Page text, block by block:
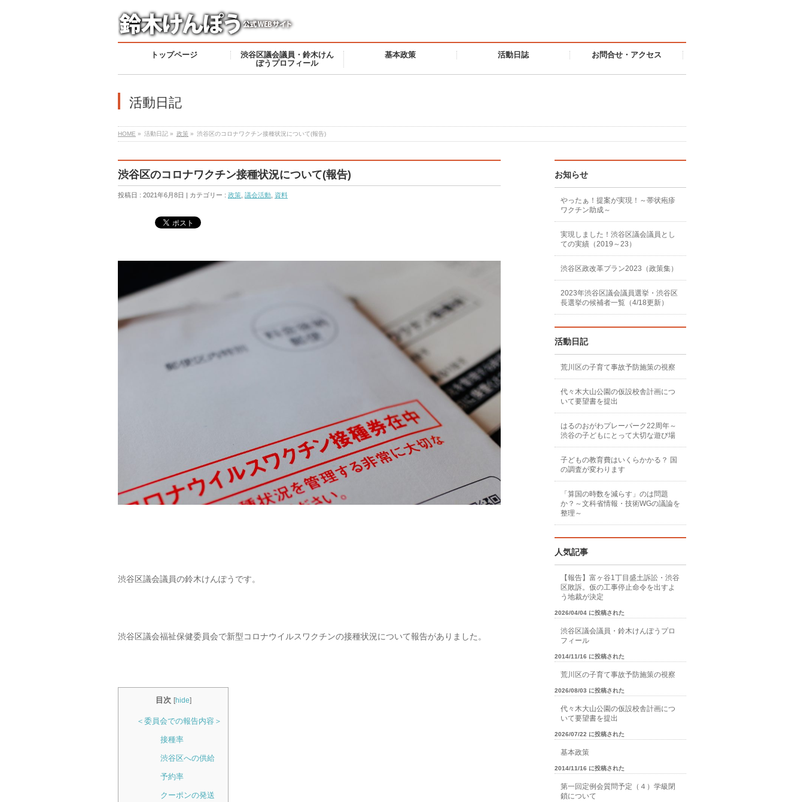
トップページ
渋谷区議会議員・鈴木けん
ぽうプロフィール
基本政策 活動日誌 お問合せ・アクセス
活動日記
HOME » 活動日記 » 政策 » 渋谷区のコロナワクチン接種状況について(報告)
渋谷区のコロナワクチン接種状況について(報告)
投稿日 : 2021年6月8日 | カテゴリー : 政策 議会活動 資料
渋谷区議会議員の鈴木けんぽうです。
渋谷区議会福祉保健委員会で新型コロナウイルスワクチンの接種状況について報告がありました。
目次 [hide]
＜委員会での報告内容＞
接種率
渋谷区への供給
予約率
クーポンの発送
お知らせ
やったぁ！提案が実現！～帯状疱疹
ワクチン助成～
実現しました！渋谷区議会議員とし
ての実績（2019～23）
渋谷区政改革プラン2023（政策集）
2023年渋谷区議会議員選挙・渋谷区
長選挙の候補者一覧（4/18更新）
活動日記
荒川区の子育て事故予防施策の視察
代々木大山公園の仮設校舎計画につ
いて要望書を提出
はるのおがわプレーパーク22周年～
渋谷の子どもにとって大切な遊び場
子どもの教育費はいくらかかる？ 国
の調査が変わります
「算国の時数を減らす」のは問題
か？～文科省情報・技術WGの議論を
整理～
人気記事
【報告】富ヶ谷1丁目盛土訴訟・渋谷
区敗訴。仮の工事停止命令を出すよ
う地裁が決定
2026/04/04 に投稿された
渋谷区議会議員・鈴木けんぽうプロ
フィール
2014/11/16 に投稿された
荒川区の子育て事故予防施策の視察
2026/08/03 に投稿された
代々木大山公園の仮設校舎計画につ
いて要望書を提出
2026/07/22 に投稿された
基本政策
2014/11/16 に投稿された
第一回定例会質問予定（４）学級閉
鎖について